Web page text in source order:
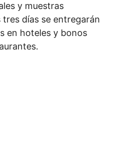
y muestras
días se entregarán
en hoteles y bonos